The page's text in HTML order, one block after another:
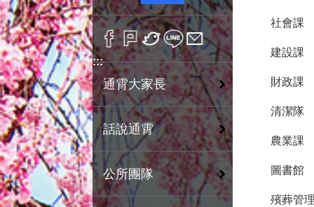
:::
通霄大家長
話說通霄
公所團隊
社會課
建設課
財政課
清潔隊
農業課
圖書館
殯葬管